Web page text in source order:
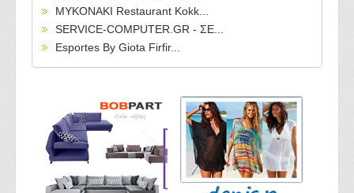
MYKONAKI Restaurant Kokk...
SERVICE-COMPUTER.GR - ΣΕ...
Esportes By Giota Firfir...